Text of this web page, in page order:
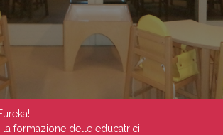
la formazione delle educatrici